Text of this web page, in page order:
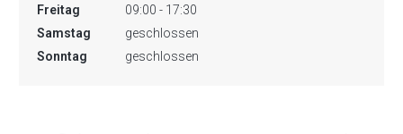
Freitag
09:00 - 17:30
Samstag
geschlossen
Sonntag
geschlossen